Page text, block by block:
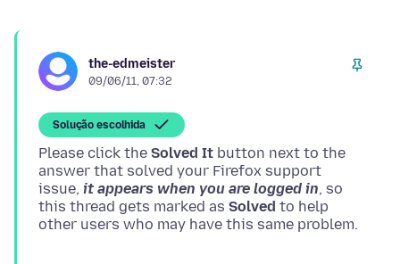
the-edmeister
09/06/11, 07:32
Solução escolhida
Please click the Solved It button next to the
answer that solved your Firefox support
issue, it appears when you are logged in, so
this thread gets marked as Solved to help